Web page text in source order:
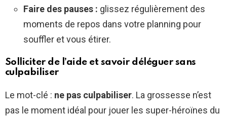
Faire des pauses : glissez régulièrement des
moments de repos dans votre planning pour
souffler et vous étirer.
Solliciter de l’aide et savoir déléguer sans
culpabiliser
Le mot-clé : ne pas culpabiliser. La grossesse n’est
pas le moment idéal pour jouer les super-héroïnes du